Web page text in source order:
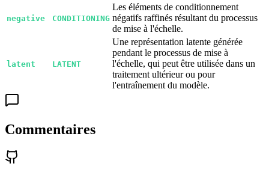
negative CONDITIONING
Les éléments de conditionnement
négatifs raffinés résultant du processus
de mise à l'échelle.
latent LATENT
Une représentation latente générée
pendant le processus de mise à
l'échelle, qui peut être utilisée dans un
traitement ultérieur ou pour
l'entraînement du modèle.
Commentaires